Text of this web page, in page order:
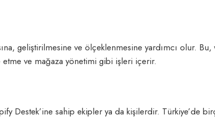
geliştirilmesine ve ölçeklenmesine yardımcı olur.
etme ve mağaza yönetimi gibi işleri içerir.
Destek’ine sahip ekipler ya da kişilerdir. Türkiye’de